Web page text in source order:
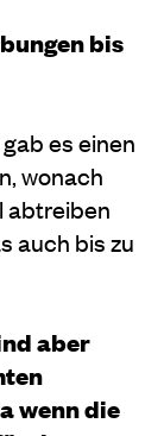
bis
es einen
wonach
abtreiben
auch bis zu
aber
wenn die